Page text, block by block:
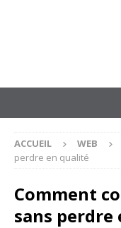
ACCUEIL WEB
perdre en qualité
Comment
sans